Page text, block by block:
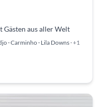
aus aller Welt
· Carminho · Lila Downs · +1